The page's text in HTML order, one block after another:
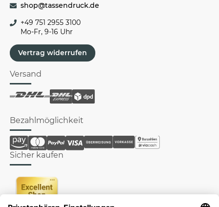
shop@tassendruck.de
+49 751 2955 3100
Mo-Fr, 9-16 Uhr
Vertrag widerrufen
Versand
Bezahlmöglichkeit
Sicher kaufen